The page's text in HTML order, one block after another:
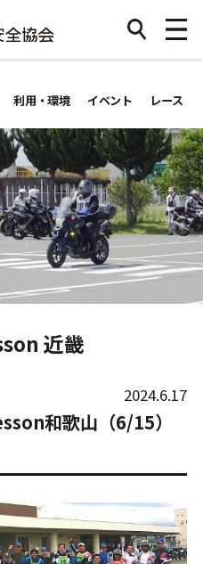
利用・環境 イベント レース
近畿
2024.6.17
和歌山（6/15）